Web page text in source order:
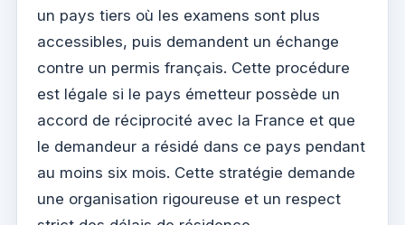
un pays tiers où les examens sont plus
accessibles, puis demandent un échange
contre un permis français. Cette procédure
est légale si le pays émetteur possède un
accord de réciprocité avec la France et que
le demandeur a résidé dans ce pays pendant
au moins six mois. Cette stratégie demande
une organisation rigoureuse et un respect